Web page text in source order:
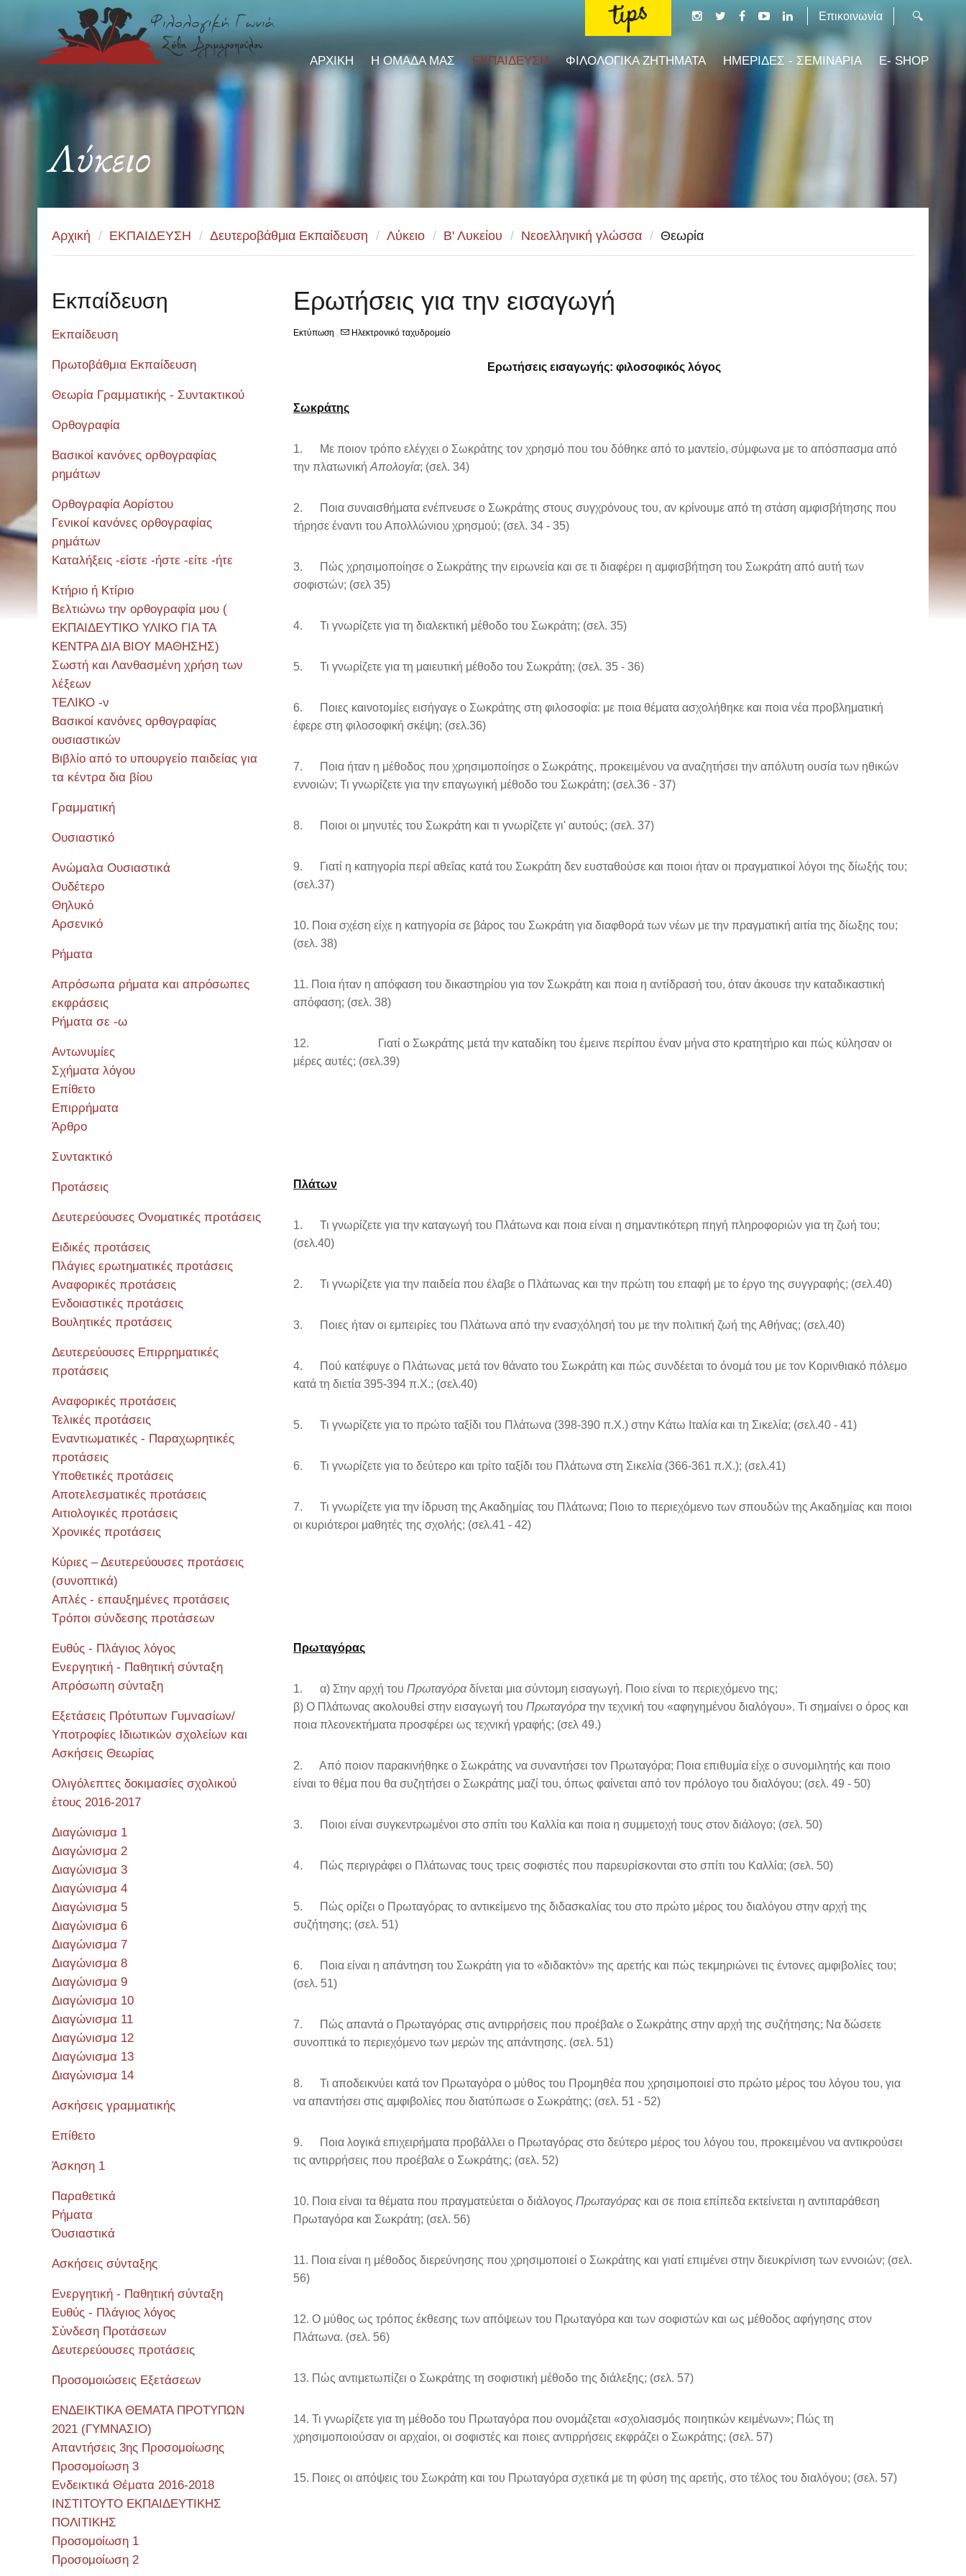
Επικοινωνία
ΑΡΧΙΚΗ Η ΟΜΑΔΑ ΜΑΣ ΕΚΠΑΙΔΕΥΣΗ ΦΙΛΟΛΟΓΙΚΑ ΖΗΤΗΜΑΤΑ ΗΜΕΡΙΔΕΣ - ΣΕΜΙΝΑΡΙΑ E- SHOP
Λύκειο
Αρχική / ΕΚΠΑΙΔΕΥΣΗ / Δευτεροβάθμια Εκπαίδευση / Λύκειο / Β' Λυκείου / Νεοελληνική γλώσσα / Θεωρία
Ερωτήσεις για την εισαγωγή
Εκτύπωση , Ηλεκτρονικό ταχυδρομείο
Ερωτήσεις εισαγωγής: φιλοσοφικός λόγος
Σωκράτης
1. Με ποιον τρόπο ελέγχει ο Σωκράτης τον χρησμό που του δόθηκε από το μαντείο, σύμφωνα με το απόσπασμα από
την πλατωνική Απολογία; (σελ. 34)
2. Ποια συναισθήματα ενέπνευσε ο Σωκράτης στους συγχρόνους του, αν κρίνουμε από τη στάση αμφισβήτησης που
τήρησε έναντι του Απολλώνιου χρησμού; (σελ. 34 - 35)
3. Πώς χρησιμοποίησε ο Σωκράτης την ειρωνεία και σε τι διαφέρει η αμφισβήτηση του Σωκράτη από αυτή των
σοφιστών; (σελ 35)
4. Τι γνωρίζετε για τη διαλεκτική μέθοδο του Σωκράτη; (σελ. 35)
5. Τι γνωρίζετε για τη μαιευτική μέθοδο του Σωκράτη; (σελ. 35 - 36)
6. Ποιες καινοτομίες εισήγαγε ο Σωκράτης στη φιλοσοφία: με ποια θέματα ασχολήθηκε και ποια νέα προβληματική
έφερε στη φιλοσοφική σκέψη; (σελ.36)
7. Ποια ήταν η μέθοδος που χρησιμοποίησε ο Σωκράτης, προκειμένου να αναζητήσει την απόλυτη ουσία των ηθικών
εννοιών; Τι γνωρίζετε για την επαγωγική μέθοδο του Σωκράτη; (σελ.36 - 37)
8. Ποιοι οι μηνυτές του Σωκράτη και τι γνωρίζετε γι' αυτούς; (σελ. 37)
9. Γιατί η κατηγορία περί αθεΐας κατά του Σωκράτη δεν ευσταθούσε και ποιοι ήταν οι πραγματικοί λόγοι της δίωξής του;
(σελ.37)
10. Ποια σχέση είχε η κατηγορία σε βάρος του Σωκράτη για διαφθορά των νέων με την πραγματική αιτία της δίωξης του;
(σελ. 38)
11. Ποια ήταν η απόφαση του δικαστηρίου για τον Σωκράτη και ποια η αντίδρασή του, όταν άκουσε την καταδικαστική
απόφαση; (σελ. 38)
12. Γιατί ο Σωκράτης μετά την καταδίκη του έμεινε περίπου έναν μήνα στο κρατητήριο και πώς κύλησαν οι
μέρες αυτές; (σελ.39)
Πλάτων
1. Τι γνωρίζετε για την καταγωγή του Πλάτωνα και ποια είναι η σημαντικότερη πηγή πληροφοριών για τη ζωή του;
(σελ.40)
2. Τι γνωρίζετε για την παιδεία που έλαβε ο Πλάτωνας και την πρώτη του επαφή με το έργο της συγγραφής; (σελ.40)
3. Ποιες ήταν οι εμπειρίες του Πλάτωνα από την ενασχόλησή του με την πολιτική ζωή της Αθήνας; (σελ.40)
4. Πού κατέφυγε ο Πλάτωνας μετά τον θάνατο του Σωκράτη και πώς συνδέεται το όνομά του με τον Κορινθιακό πόλεμο
κατά τη διετία 395-394 π.Χ.; (σελ.40)
5. Τι γνωρίζετε για το πρώτο ταξίδι του Πλάτωνα (398-390 π.Χ.) στην Κάτω Ιταλία και τη Σικελία; (σελ.40 - 41)
6. Τι γνωρίζετε για το δεύτερο και τρίτο ταξίδι του Πλάτωνα στη Σικελία (366-361 π.Χ.); (σελ.41)
7. Τι γνωρίζετε για την ίδρυση της Ακαδημίας του Πλάτωνα; Ποιο το περιεχόμενο των σπουδών της Ακαδημίας και ποιοι
οι κυριότεροι μαθητές της σχολής; (σελ.41 - 42)
Πρωταγόρας
1. α) Στην αρχή του Πρωταγόραδίνεται μια σύντομη εισαγωγή. Ποιο είναι το περιεχόμενο της;
β) Ο Πλάτωνας ακολουθεί στην εισαγωγή του Πρωταγόρατην τεχνική του «αφηγημένου διαλόγου». Τι σημαίνει ο όρος και
ποια πλεονεκτήματα προσφέρει ως τεχνική γραφής; (σελ 49.)
2. Από ποιον παρακινήθηκε ο Σωκράτης να συναντήσει τον Πρωταγόρα; Ποια επιθυμία είχε ο συνομιλητής και ποιο
είναι το θέμα που θα συζητήσει ο Σωκράτης μαζί του, όπως φαίνεται από τον πρόλογο του διαλόγου; (σελ. 49 - 50)
3. Ποιοι είναι συγκεντρωμένοι στο σπίτι του Καλλία και ποια η συμμετοχή τους στον διάλογο; (σελ. 50)
4. Πώς περιγράφει ο Πλάτωνας τους τρεις σοφιστές που παρευρίσκονται στο σπίτι του Καλλία; (σελ. 50)
5. Πώς ορίζει ο Πρωταγόρας το αντικείμενο της διδασκαλίας του στο πρώτο μέρος του διαλόγου στην αρχή της
συζήτησης; (σελ. 51)
6. Ποια είναι η απάντηση του Σωκράτη για το «διδακτὸν» της αρετής και πώς τεκμηριώνει τις έντονες αμφιβολίες του;
(σελ. 51)
7. Πώς απαντά ο Πρωταγόρας στις αντιρρήσεις που προέβαλε ο Σωκράτης στην αρχή της συζήτησης; Να δώσετε
συνοπτικά το περιεχόμενο των μερών της απάντησης. (σελ. 51)
8. Τι αποδεικνύει κατά τον Πρωταγόρα ο μύθος του Προμηθέα που χρησιμοποιεί στο πρώτο μέρος του λόγου του, για
να απαντήσει στις αμφιβολίες που διατύπωσε ο Σωκράτης; (σελ. 51 - 52)
9. Ποια λογικά επιχειρήματα προβάλλει ο Πρωταγόρας στο δεύτερο μέρος του λόγου του, προκειμένου να αντικρούσει
τις αντιρρήσεις που προέβαλε ο Σωκράτης; (σελ. 52)
10. Ποια είναι τα θέματα που πραγματεύεται ο διάλογος Πρωταγόρας και σε ποια επίπεδα εκτείνεται η αντιπαράθεση
Πρωταγόρα και Σωκράτη; (σελ. 56)
11. Ποια είναι η μέθοδος διερεύνησης που χρησιμοποιεί ο Σωκράτης και γιατί επιμένει στην διευκρίνιση των εννοιών; (σελ.
56)
12. Ο μύθος ως τρόπος έκθεσης των απόψεων του Πρωταγόρα και των σοφιστών και ως μέθοδος αφήγησης στον
Πλάτωνα. (σελ. 56)
13. Πώς αντιμετωπίζει ο Σωκράτης τη σοφιστική μέθοδο της διάλεξης; (σελ. 57)
14. Τι γνωρίζετε για τη μέθοδο του Πρωταγόρα που ονομάζεται «σχολιασμός ποιητικών κειμένων»; Πώς τη
χρησιμοποιούσαν οι αρχαίοι, οι σοφιστές και ποιες αντιρρήσεις εκφράζει ο Σωκράτης; (σελ. 57)
15. Ποιες οι απόψεις του Σωκράτη και του Πρωταγόρα σχετικά με τη φύση της αρετής, στο τέλος του διαλόγου; (σελ. 57)
Εκπαίδευση
Εκπαίδευση
Πρωτοβάθμια Εκπαίδευση
Θεωρία Γραμματικής - Συντακτικού
Ορθογραφία
Βασικοί κανόνες ορθογραφίας
ρημάτων
Ορθογραφία Αορίστου
Γενικοί κανόνες ορθογραφίας
ρημάτων
Καταλήξεις -είστε -ήστε -είτε -ήτε
Κτήριο ή Κτίριο
Βελτιώνω την ορθογραφία μου (
ΕΚΠΑΙΔΕΥΤΙΚΟ ΥΛΙΚΟ ΓΙΑ ΤΑ
ΚΕΝΤΡΑ ΔΙΑ ΒΙΟΥ ΜΑΘΗΣΗΣ)
Σωστή και Λανθασμένη χρήση των
λέξεων
ΤΕΛΙΚΟ -ν
Βασικοί κανόνες ορθογραφίας
ουσιαστικών
Βιβλίο από το υπουργείο παιδείας για
τα κέντρα δια βίου
Γραμματική
Ουσιαστικό
Ανώμαλα Ουσιαστικά
Ουδέτερο
Θηλυκό
Αρσενικό
Ρήματα
Απρόσωπα ρήματα και απρόσωπες
εκφράσεις
Ρήματα σε -ω
Αντωνυμίες
Σχήματα λόγου
Επίθετο
Επιρρήματα
Άρθρο
Συντακτικό
Προτάσεις
Δευτερεύουσες Ονοματικές προτάσεις
Ειδικές προτάσεις
Πλάγιες ερωτηματικές προτάσεις
Αναφορικές προτάσεις
Ενδοιαστικές προτάσεις
Βουλητικές προτάσεις
Δευτερεύουσες Επιρρηματικές
προτάσεις
Αναφορικές προτάσεις
Τελικές προτάσεις
Εναντιωματικές - Παραχωρητικές
προτάσεις
Υποθετικές προτάσεις
Αποτελεσματικές προτάσεις
Αιτιολογικές προτάσεις
Χρονικές προτάσεις
Κύριες – Δευτερεύουσες προτάσεις
(συνοπτικά)
Απλές - επαυξημένες προτάσεις
Τρόποι σύνδεσης προτάσεων
Ευθύς - Πλάγιος λόγος
Ενεργητική - Παθητική σύνταξη
Απρόσωπη σύνταξη
Εξετάσεις Πρότυπων Γυμνασίων/
Υποτροφίες Ιδιωτικών σχολείων και
Ασκήσεις Θεωρίας
Ολιγόλεπτες δοκιμασίες σχολικού
έτους 2016-2017
Διαγώνισμα 1
Διαγώνισμα 2
Διαγώνισμα 3
Διαγώνισμα 4
Διαγώνισμα 5
Διαγώνισμα 6
Διαγώνισμα 7
Διαγώνισμα 8
Διαγώνισμα 9
Διαγώνισμα 10
Διαγώνισμα 11
Διαγώνισμα 12
Διαγώνισμα 13
Διαγώνισμα 14
Ασκήσεις γραμματικής
Επίθετο
Άσκηση 1
Παραθετικά
Ρήματα
Όυσιαστικά
Ασκήσεις σύνταξης
Ενεργητική - Παθητική σύνταξη
Ευθύς - Πλάγιος λόγος
Σύνδεση Προτάσεων
Δευτερεύουσες προτάσεις
Προσομοιώσεις Εξετάσεων
ΕΝΔΕΙΚΤΙΚΑ ΘΕΜΑΤΑ ΠΡΟΤΥΠΩΝ
2021 (ΓΥΜΝΑΣΙΟ)
Απαντήσεις 3ης Προσομοίωσης
Προσομοίωση 3
Ενδεικτικά Θέματα 2016-2018
ΙΝΣΤΙΤΟΥΤΟ ΕΚΠΑΙΔΕΥΤΙΚΗΣ
ΠΟΛΙΤΙΚΗΣ
Προσομοίωση 1
Προσομοίωση 2